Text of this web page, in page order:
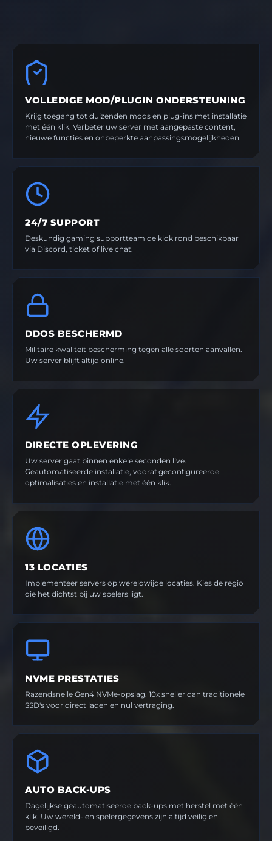
VOLLEDIGE MOD/PLUGIN ONDERSTEUNING
Krijg toegang tot duizenden mods en plug-ins met installatie
met één klik. Verbeter uw server met aangepaste content,
nieuwe functies en onbeperkte aanpassingsmogelijkheden.
24/7 SUPPORT
Deskundig gaming supportteam de klok rond beschikbaar
via Discord, ticket of live chat.
DDOS BESCHERMD
Militaire kwaliteit bescherming tegen alle soorten aanvallen.
Uw server blijft altijd online.
DIRECTE OPLEVERING
Uw server gaat binnen enkele seconden live.
Geautomatiseerde installatie, vooraf geconfigureerde
optimalisaties en installatie met één klik.
13 LOCATIES
Implementeer servers op wereldwijde locaties. Kies de regio
die het dichtst bij uw spelers ligt.
NVME PRESTATIES
Razendsnelle Gen4 NVMe-opslag. 10x sneller dan traditionele
SSD's voor direct laden en nul vertraging.
AUTO BACK-UPS
Dagelijkse geautomatiseerde back-ups met herstel met één
klik. Uw wereld- en spelergegevens zijn altijd veilig en
beveiligd.